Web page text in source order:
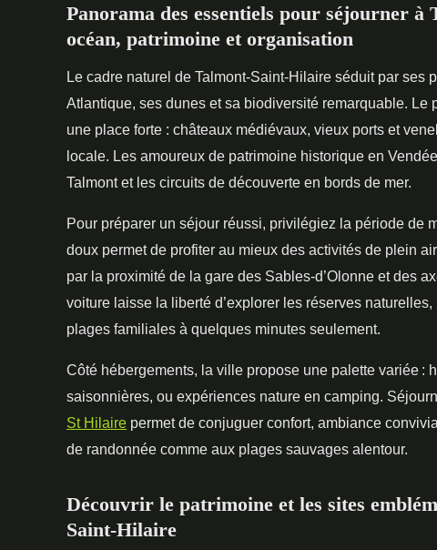
Panorama des essentiels pour séjourner
océan, patrimoine et organisation
Le cadre naturel de Talmont-Saint-Hilaire séduit par ses
Atlantique, ses dunes et sa biodiversité remarquable. Le
une place forte : châteaux médiévaux, vieux ports et
locale. Les amoureux de patrimoine historique en
Talmont et les circuits de découverte en bords de mer.
Pour préparer un séjour réussi, privilégiez la période de
doux permet de profiter au mieux des activités de plein
par la proximité de la gare des Sables-d’Olonne et des
voiture laisse la liberté d’explorer les réserves
plages familiales à quelques minutes seulement.
Côté hébergements, la ville propose une palette variée :
saisonnières, ou expériences nature en camping.
St Hilaire permet de conjuguer confort, ambiance
de randonnée comme aux plages sauvages alentour.
Découvrir le patrimoine et les sites
Saint-Hilaire